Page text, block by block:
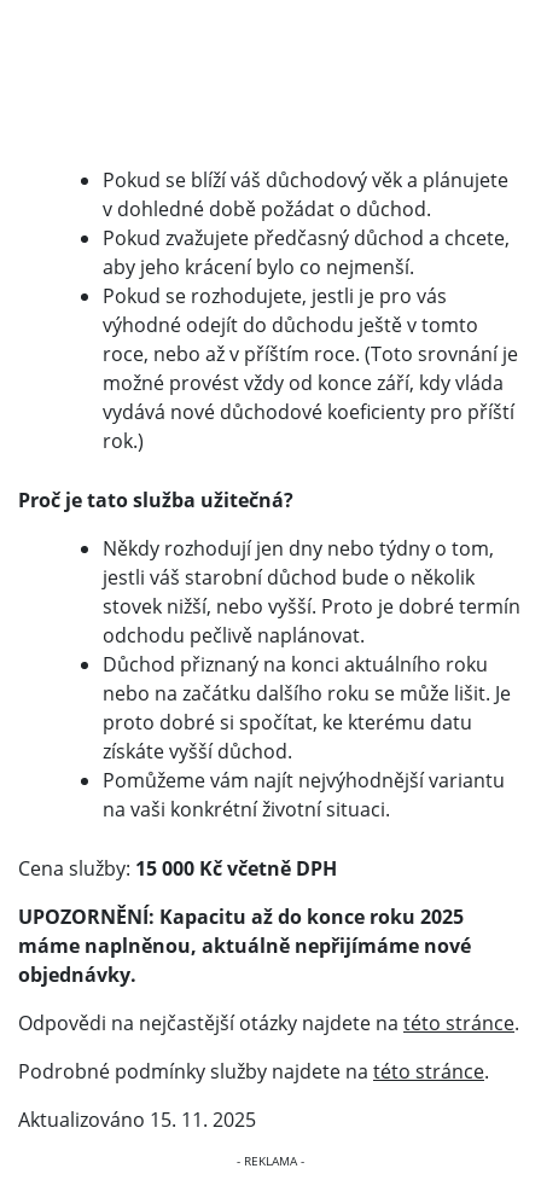
Pokud se blíží váš důchodový věk a plánujete
v dohledné době požádat o důchod.
Pokud zvažujete předčasný důchod a chcete,
aby jeho krácení bylo co nejmenší.
Pokud se rozhodujete, jestli je pro vás
výhodné odejít do důchodu ještě v tomto
roce, nebo až v příštím roce. (Toto srovnání je
možné provést vždy od konce září, kdy vláda
vydává nové důchodové koeficienty pro příští
rok.)
Proč je tato služba užitečná?
Někdy rozhodují jen dny nebo týdny o tom,
jestli váš starobní důchod bude o několik
stovek nižší, nebo vyšší. Proto je dobré termín
odchodu pečlivě naplánovat.
Důchod přiznaný na konci aktuálního roku
nebo na začátku dalšího roku se může lišit. Je
proto dobré si spočítat, ke kterému datu
získáte vyšší důchod.
Pomůžeme vám najít nejvýhodnější variantu
na vaši konkrétní životní situaci.
Cena služby: 15 000 Kč včetně DPH
UPOZORNĚNÍ: Kapacitu až do konce roku 2025
máme naplněnou, aktuálně nepřijímáme nové
objednávky.
Odpovědi na nejčastější otázky najdete na této stránce.
Podrobné podmínky služby najdete na této stránce.
Aktualizováno 15. 11. 2025